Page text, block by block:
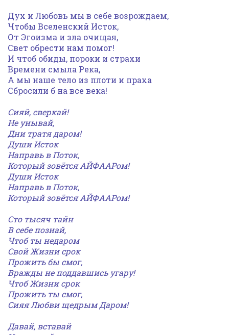
Дух и Любовь мы в себе возрождаем,
Чтобы Вселенский Исток,
От Эгоизма и зла очищая,
Свет обрести нам помог!
И чтоб обиды, пороки и страхи
Времени смыла Река,
А мы наше тело из плоти и праха
Сбросили б на все века!
Сияй, сверкай!
Не унывай,
Дни тратя даром!
Души Исток
Направь в Поток,
Который зовётся АЙФААРом!
Души Исток
Направь в Поток,
Который зовётся АЙФААРом!
Сто тысяч тайн
В себе познай,
Чтоб ты недаром
Свой Жизни срок
Прожить бы смог,
Вражды не поддавшись угару!
Чтоб Жизни срок
Прожить ты смог,
Сияя Любви щедрым Даром!
Давай, вставай